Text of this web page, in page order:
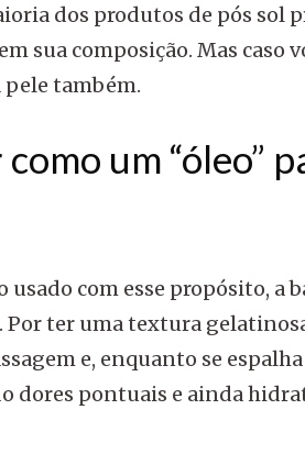
dos produtos de pós sol
sua composição. Mas caso
também.
um “óleo”
usado com esse propósito, a
Por ter uma textura
e, enquanto se
dores pontuais e ainda